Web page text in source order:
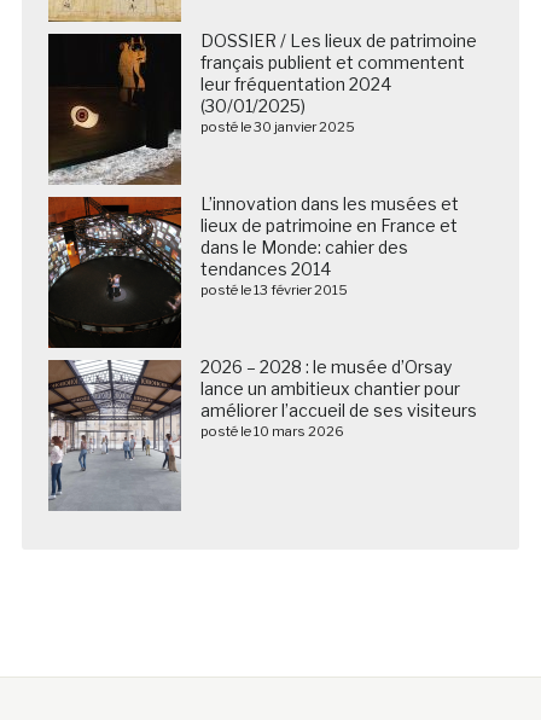
DOSSIER / Les lieux de patrimoine
français publient et commentent
leur fréquentation 2024
(30/01/2025)
posté le 30 janvier 2025
L’innovation dans les musées et
lieux de patrimoine en France et
dans le Monde: cahier des
tendances 2014
posté le 13 février 2015
2026 – 2028 : le musée d’Orsay
lance un ambitieux chantier pour
améliorer l’accueil de ses visiteurs
posté le 10 mars 2026